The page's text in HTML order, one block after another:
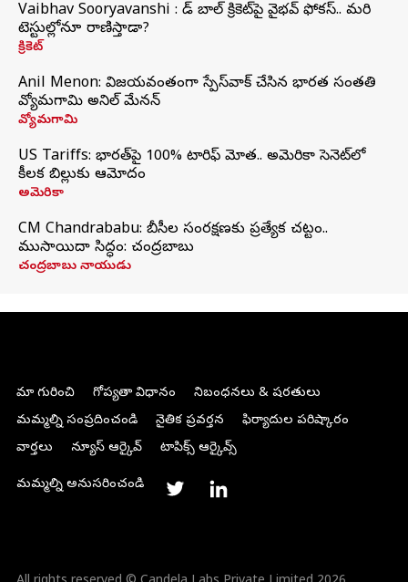
Vaibhav Sooryavanshi : రెడ్ బాల్ క్రికెట్‌పై వైభవ్ ఫోకస్.. మరి
టెస్టుల్లోనూ రాణిస్తాడా?
క్రికెట్
Anil Menon: విజయవంతంగా స్పేస్‌వాక్‌ చేసిన భారత సంతతి
వ్యోమగామి అనిల్‌ మేనన్
వ్యోమగామి
US Tariffs: భారత్‌పై 100% టారిఫ్‌ మోత.. అమెరికా సెనెట్‌లో
కీలక బిల్లుకు ఆమోదం
అమెరికా
CM Chandrababu: బీసీల సంరక్షణకు ప్రత్యేక చట్టం..
ముసాయిదా సిద్ధం: చంద్రబాబు
చంద్రబాబు నాయుడు
మా గురించి గోప్యతా విధానం
నిబంధనలు & షరతులు
మమ్మల్ని సంప్రదించండి
నైతిక ప్రవర్తన
ఫిర్యాదుల పరిష్కారం
వార్తలు
న్యూస్ ఆర్కైవ్ టాపిక్స్ ఆర్కైవ్స్
మమ్మల్ని అనుసరించండి